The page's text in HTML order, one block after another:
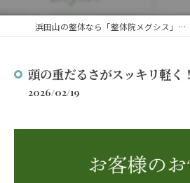
浜田山の整体なら「整体院メグシス」肩こり・腰痛・自律神経の悩みを睡眠から改善
頭の重だるさがスッキリ軽く！
2026/02/19